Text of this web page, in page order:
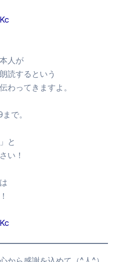
人が
読するという
わってきますよ。
で。
と
い！